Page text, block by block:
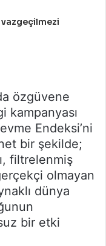
vazgeçilmezi
özgüvene
kampanyası
Endeksi’ni
bir şekilde;
filtrelenmiş
olmayan
dünya
bir etki